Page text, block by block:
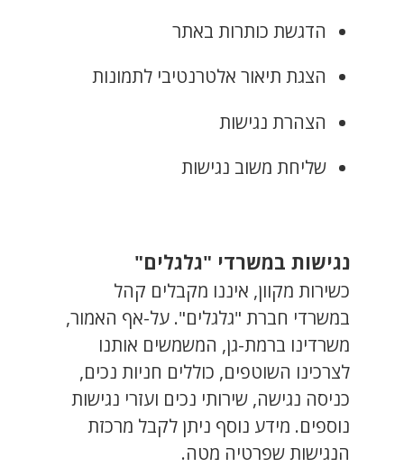
הדגשת כותרות באתר
הצגת תיאור אלטרנטיבי לתמונות
הצהרת נגישות
שליחת משוב נגישות
נגישות במשרדי "גלגלים"
כשירות מקוון, איננו מקבלים קהל
במשרדי חברת "גלגלים". על-אף האמור,
משרדינו ברמת-גן, המשמשים אותנו
לצרכינו השוטפים, כוללים חניות נכים,
כניסה נגישה, שירותי נכים ועזרי נגישות
נוספים. מידע נוסף ניתן לקבל מרכזת
הנגישות שפרטיה מטה.